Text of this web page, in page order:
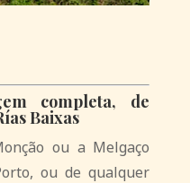
completa, de
Baixas
ou a Melgaço
ou de qualquer